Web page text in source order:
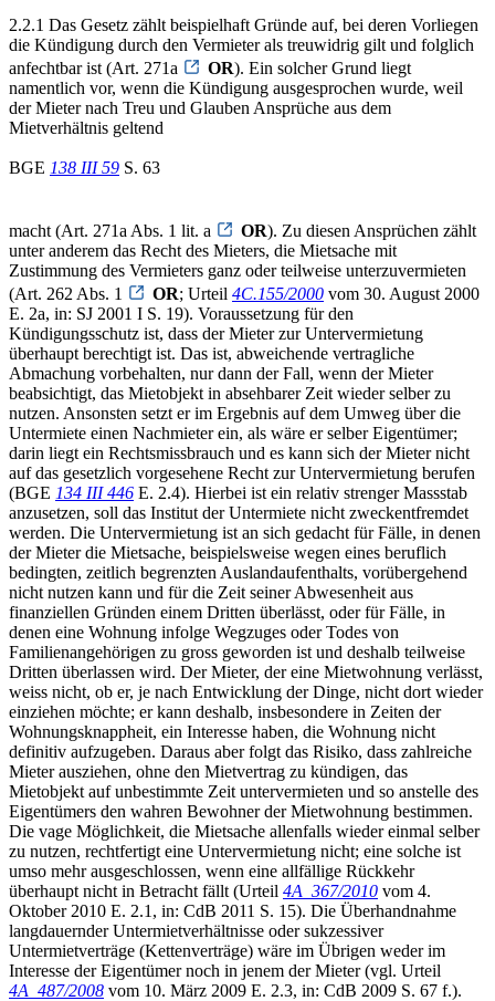
2.2.1 Das Gesetz zählt beispielhaft Gründe auf, bei deren Vorliegen
die Kündigung durch den Vermieter als treuwidrig gilt und folglich
anfechtbar ist (Art. 271a
OR). Ein solcher Grund liegt
namentlich vor, wenn die Kündigung ausgesprochen wurde, weil
der Mieter nach Treu und Glauben Ansprüche aus dem
Mietverhältnis geltend
BGE 138 III 59 S. 63
macht (Art. 271a Abs. 1 lit. a OR). Zu diesen Ansprüchen zählt
unter anderem das Recht des Mieters, die Mietsache mit
Zustimmung des Vermieters ganz oder teilweise unterzuvermieten
(Art. 262 Abs. 1
OR; Urteil 4C.155/2000 vom 30. August 2000
E. 2a, in: SJ 2001 I S. 19). Voraussetzung für den
Kündigungsschutz ist, dass der Mieter zur Untervermietung
überhaupt berechtigt ist. Das ist, abweichende vertragliche
Abmachung vorbehalten, nur dann der Fall, wenn der Mieter
beabsichtigt, das Mietobjekt in absehbarer Zeit wieder selber zu
nutzen. Ansonsten setzt er im Ergebnis auf dem Umweg über die
Untermiete einen Nachmieter ein, als wäre er selber Eigentümer;
darin liegt ein Rechtsmissbrauch und es kann sich der Mieter nicht
auf das gesetzlich vorgesehene Recht zur Untervermietung berufen
(BGE 134 III 446 E. 2.4). Hierbei ist ein relativ strenger Massstab
anzusetzen, soll das Institut der Untermiete nicht zweckentfremdet
werden. Die Untervermietung ist an sich gedacht für Fälle, in denen
der Mieter die Mietsache, beispielsweise wegen eines beruflich
bedingten, zeitlich begrenzten Auslandaufenthalts, vorübergehend
nicht nutzen kann und für die Zeit seiner Abwesenheit aus
finanziellen Gründen einem Dritten überlässt, oder für Fälle, in
denen eine Wohnung infolge Wegzuges oder Todes von
Familienangehörigen zu gross geworden ist und deshalb teilweise
Dritten überlassen wird. Der Mieter, der eine Mietwohnung verlässt,
weiss nicht, ob er, je nach Entwicklung der Dinge, nicht dort wieder
einziehen möchte; er kann deshalb, insbesondere in Zeiten der
Wohnungsknappheit, ein Interesse haben, die Wohnung nicht
definitiv aufzugeben. Daraus aber folgt das Risiko, dass zahlreiche
Mieter ausziehen, ohne den Mietvertrag zu kündigen, das
Mietobjekt auf unbestimmte Zeit untervermieten und so anstelle des
Eigentümers den wahren Bewohner der Mietwohnung bestimmen.
Die vage Möglichkeit, die Mietsache allenfalls wieder einmal selber
zu nutzen, rechtfertigt eine Untervermietung nicht; eine solche ist
umso mehr ausgeschlossen, wenn eine allfällige Rückkehr
überhaupt nicht in Betracht fällt (Urteil 4A_367/2010 vom 4.
Oktober 2010 E. 2.1, in: CdB 2011 S. 15). Die Überhandnahme
langdauernder Untermietverhältnisse oder sukzessiver
Untermietverträge (Kettenverträge) wäre im Übrigen weder im
Interesse der Eigentümer noch in jenem der Mieter (vgl. Urteil
4A_487/2008 vom 10. März 2009 E. 2.3, in: CdB 2009 S. 67 f.).